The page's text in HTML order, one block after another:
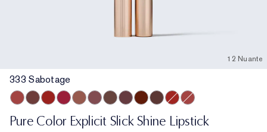
12 Nuante
333 Sabotage
Pure Color Explicit Slick Shine Lipstick